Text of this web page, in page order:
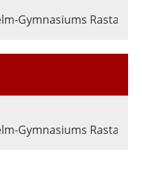
Gymnasiums Rastatt,
Gymnasiums Rastatt,